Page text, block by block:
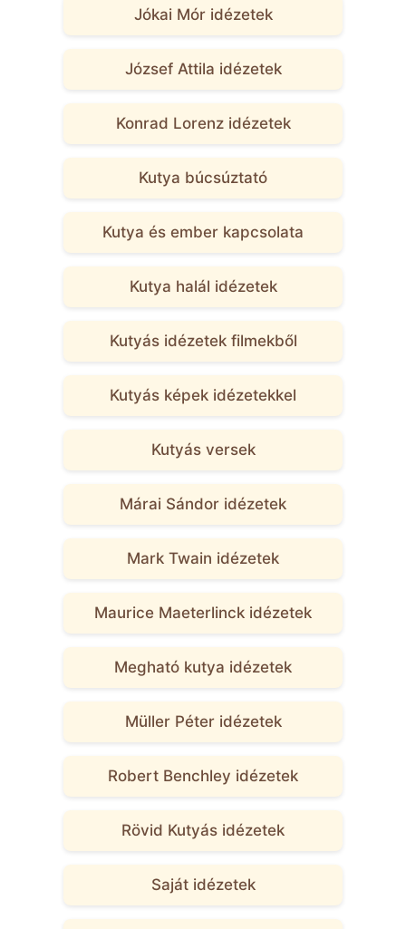
Jókai Mór idézetek
József Attila idézetek
Konrad Lorenz idézetek
Kutya búcsúztató
Kutya és ember kapcsolata
Kutya halál idézetek
Kutyás idézetek filmekből
Kutyás képek idézetekkel
Kutyás versek
Márai Sándor idézetek
Mark Twain idézetek
Maurice Maeterlinck idézetek
Megható kutya idézetek
Müller Péter idézetek
Robert Benchley idézetek
Rövid Kutyás idézetek
Saját idézetek